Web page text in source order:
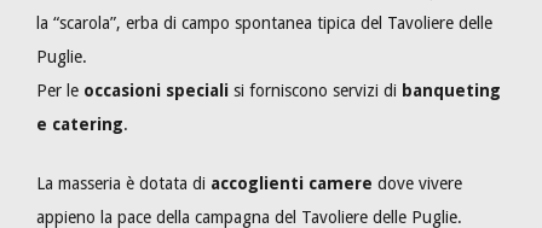
la “scarola”, erba di campo spontanea tipica del Tavoliere delle
Puglie.
Per le occasioni speciali si forniscono servizi di banqueting
e catering.
La masseria è dotata di accoglienti camere dove vivere
appieno la pace della campagna del Tavoliere delle Puglie.